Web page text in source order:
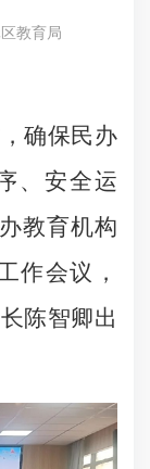
教育局
确保民办
、安全运
教育机构
作会议，
陈智卿出